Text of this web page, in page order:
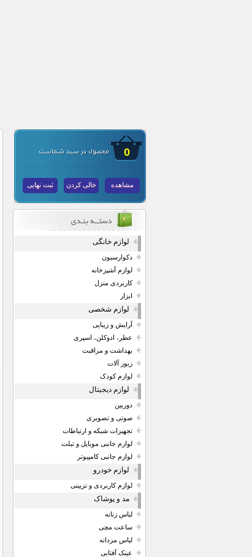
0
مشاهده خالی کردن ثبت نهایی
لوازم خانگی
دکوارسیون
لوازم آشپزخانه
کاربردی منزل
ابزار
لوازم شخصی
آرایش و زیبایی
عطر، ادوکلن، اسپری
بهداشت و مراقبت
زیور آلات
لوازم کودک
لوازم دیجیتال
دوربین
صوتی و تصویری
تجهیزات شبکه و ارتباطات
لوازم جانبی موبایل و تبلت
لوازم جانبی کامپیوتر
لوازم خودرو
لوازم کاربردی و تزیینی
مد و پوشاک
لباس زنانه
ساعت مچی
لباس مردانه
عینک آفتابی